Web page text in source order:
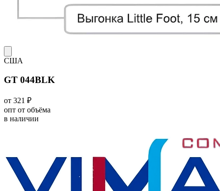
США
GT 044BLK
от 321 ₽
опт от объёма
в наличии